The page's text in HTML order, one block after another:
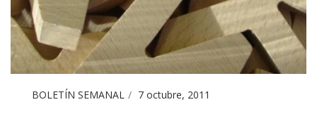
BOLETÍN SEMANAL 7 octubre, 2011